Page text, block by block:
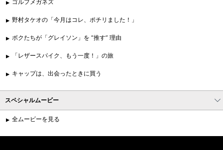
ゴルフメガネズ
野村タケオの「今月はコレ、ポチリました！」
ボクたちが「グレイソン」を “推す” 理由
「レザースパイク、もう一度！」の旅
キャップは、出会ったときに買う
スペシャルムービー
全ムービーを見る